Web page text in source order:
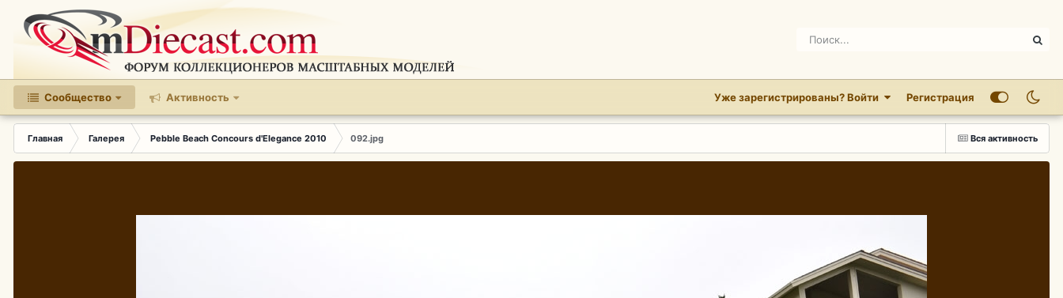
Сообщество Активность Уже зарегистрированы? Войти Регистрация
Вся активность
Главная Галерея Pebble Beach Concours d'Elegance 2010 092.jpg